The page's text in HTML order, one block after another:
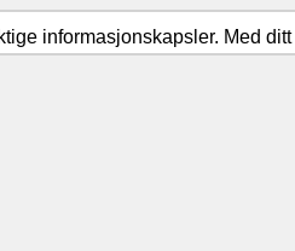
informasjonskapsler. Med